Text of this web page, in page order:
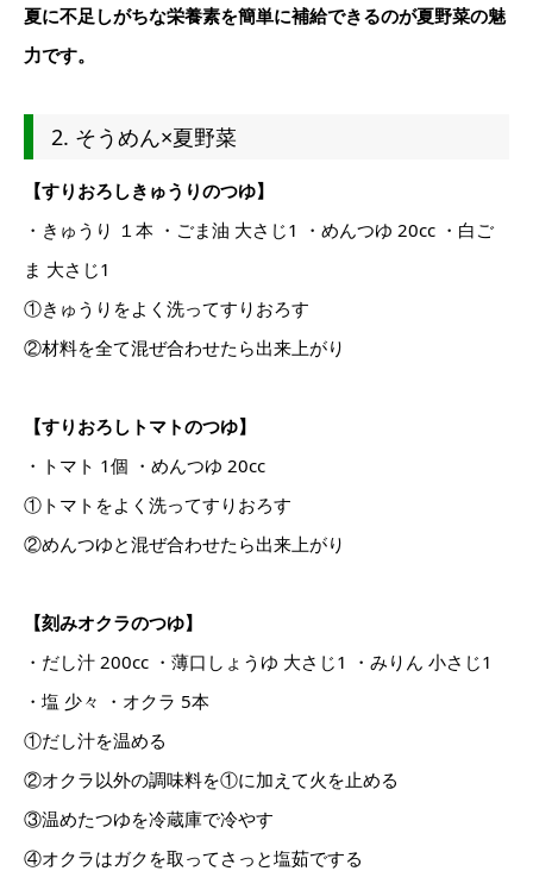
夏に不足しがちな栄養素を簡単に補給できるのが夏野菜の魅
力です。
2. そうめん×夏野菜
【すりおろしきゅうりのつゆ】
・きゅうり １本 ・ごま油 大さじ1 ・めんつゆ 20cc ・白ご
ま 大さじ1
①きゅうりをよく洗ってすりおろす
②材料を全て混ぜ合わせたら出来上がり
【すりおろしトマトのつゆ】
・トマト 1個 ・めんつゆ 20cc
①トマトをよく洗ってすりおろす
②めんつゆと混ぜ合わせたら出来上がり
【刻みオクラのつゆ】
・だし汁 200cc ・薄口しょうゆ 大さじ1 ・みりん 小さじ1
・塩 少々 ・オクラ 5本
①だし汁を温める
②オクラ以外の調味料を①に加えて火を止める
③温めたつゆを冷蔵庫で冷やす
④オクラはガクを取ってさっと塩茹でする